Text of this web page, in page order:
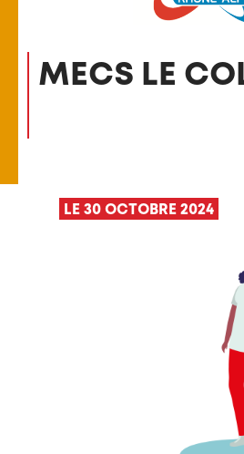
MECS LE
LE 30 OCTOBRE 2024